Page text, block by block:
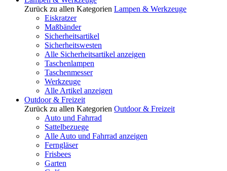
Zurück zu allen Kategorien Lampen & Werkzeuge
Eiskratzer
Maßbänder
Sicherheitsartikel
Sicherheitswesten
Alle Sicherheitsartikel anzeigen
Taschenlampen
Taschenmesser
Werkzeuge
Alle Artikel anzeigen
Outdoor & Freizeit
Zurück zu allen Kategorien Outdoor & Freizeit
Auto und Fahrrad
Sattelbezuege
Alle Auto und Fahrrad anzeigen
Ferngläser
Frisbees
Garten